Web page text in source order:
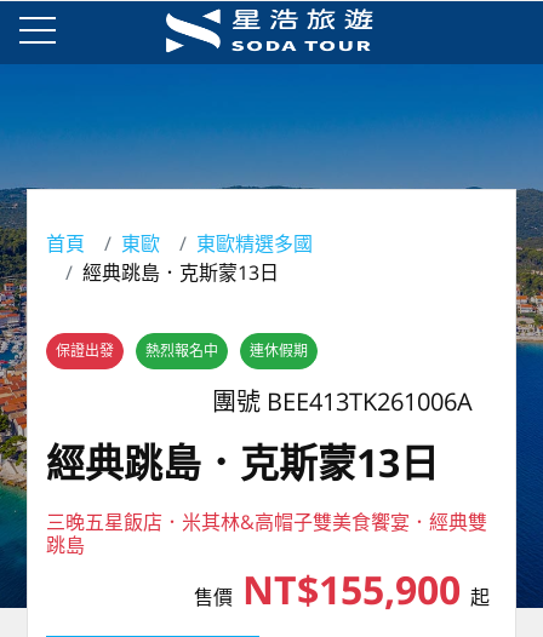
首頁 東歐
東歐精選多國
經典跳島．克斯蒙13日
保證出發 熱烈報名中 連休假期
團號 BEE413TK261006A
經典跳島．克斯蒙13日
三晚五星飯店．米其林&高帽子雙美食饗宴．經典雙
跳島
售價NT$155,900 起